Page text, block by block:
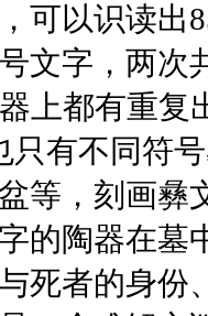
可以识读出
文字，两次
上都有重
只有不同符
等，刻画彝
的陶器在墓
死者的身